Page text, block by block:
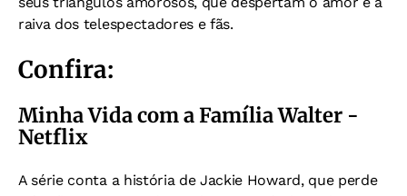
raiva dos telespectadores e fãs.
Confira:
Minha Vida com a Família Walter -
Netflix
A série conta a história de Jackie Howard, que perde